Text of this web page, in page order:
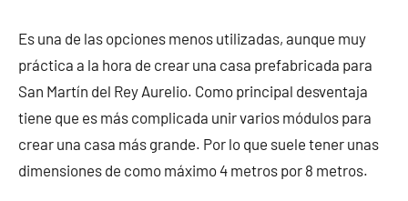
Es una de las opciones menos utilizadas, aunque muy
práctica a la hora de crear una casa prefabricada para
San Martín del Rey Aurelio. Como principal desventaja
tiene que es más complicada unir varios módulos para
crear una casa más grande. Por lo que suele tener unas
dimensiones de como máximo 4 metros por 8 metros.